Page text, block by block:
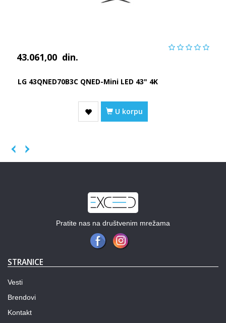
43.061,00 din.
LG 43QNED70B3C QNED-Mini LED 43" 4K
U korpu
Pratite nas na društvenim mrežama
STRANICE
Vesti
Brendovi
Kontakt